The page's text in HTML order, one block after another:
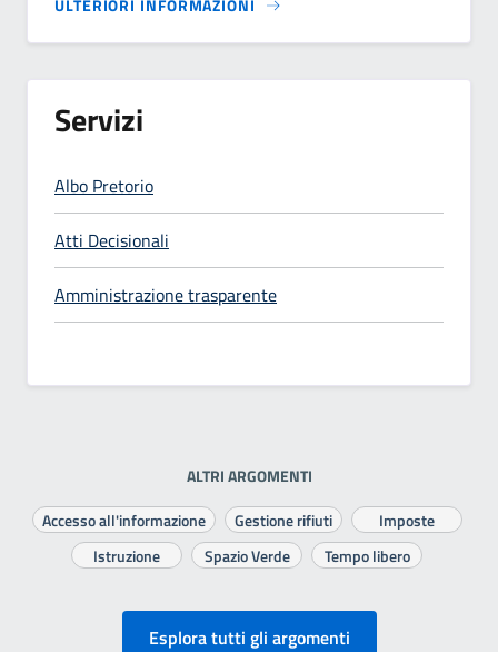
ULTERIORI INFORMAZIONI
Servizi
Albo Pretorio
Atti Decisionali
Amministrazione trasparente
ALTRI ARGOMENTI
Accesso all'informazione
Gestione rifiuti
Imposte
Istruzione
Spazio Verde Tempo libero
Esplora tutti gli argomenti